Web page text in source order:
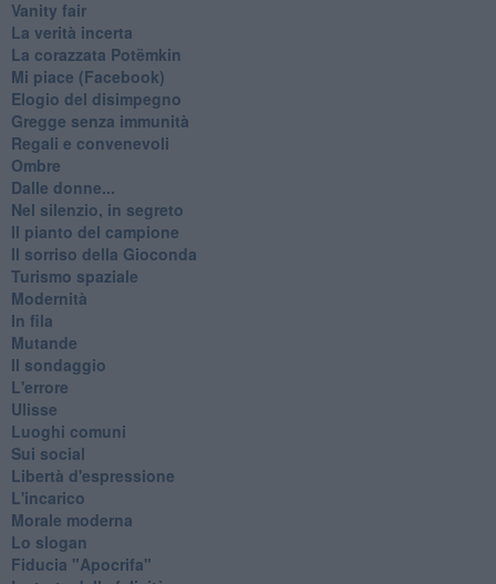
Vanity fair
La verità incerta
La corazzata Potëmkin
Mi piace (Facebook)
Elogio del disimpegno
Gregge senza immunità
Regali e convenevoli
Ombre
Dalle donne...
Nel silenzio, in segreto
Il pianto del campione
Il sorriso della Gioconda
Turismo spaziale
Modernità
In fila
Mutande
Il sondaggio
L'errore
Ulisse
Luoghi comuni
Sui social
Libertà d'espressione
L'incarico
Morale moderna
Lo slogan
Fiducia "Apocrifa"